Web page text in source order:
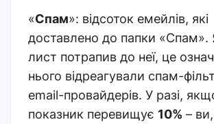
«Спам»: відсоток емейлів, які
доставлено до папки
лист потрапив до неї, це
нього відреагували спам-
email-провайдерів. У разі,
показник перевищує 10% –